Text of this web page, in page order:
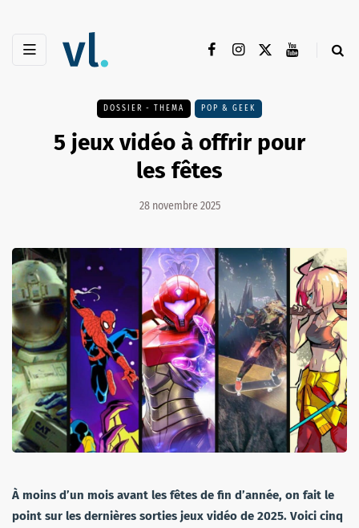
DOSSIER - THEMA POP & GEEK
5 jeux vidéo à offrir pour
les fêtes
28 novembre 2025
À moins d’un mois avant les fêtes de fin d’année, on fait le
point sur les dernières sorties jeux vidéo de 2025. Voici cinq